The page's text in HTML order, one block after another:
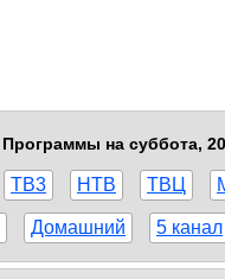
Программы на суббота,
ТВ3 НТВ ТВЦ
Домашний 5 канал